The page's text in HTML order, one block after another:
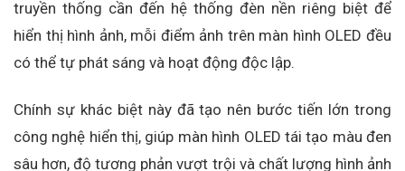
truyền thống cần đến hệ thống đèn nền riêng biệt để
hiển thị hình ảnh, mỗi điểm ảnh trên màn hình OLED đều
có thể tự phát sáng và hoạt động độc lập.
Chính sự khác biệt này đã tạo nên bước tiến lớn trong
công nghệ hiển thị, giúp màn hình OLED tái tạo màu đen
sâu hơn, độ tương phản vượt trội và chất lượng hình ảnh